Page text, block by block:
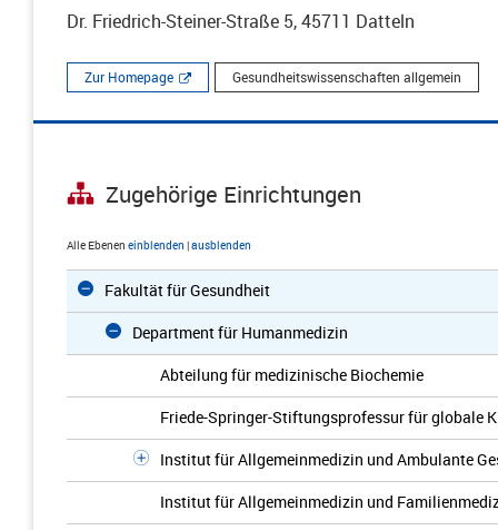
Dr. Friedrich-Steiner-Straße 5, 45711 Datteln
Zur Homepage Gesundheitswissenschaften allgemein
Zugehörige Einrichtungen
Alle Ebenen einblenden |ausblenden
Fakultät für Gesundheit
Department für Humanmedizin
Abteilung für medizinische Biochemie
Friede-Springer-Stiftungsprofessur für globale
Institut für Allgemeinmedizin und Ambulante
Institut für Allgemeinmedizin und